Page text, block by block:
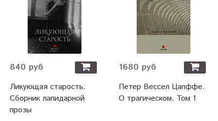
840 руб
Ликующая старость.
Сборник лапидарной
прозы
1680 руб
Петер Вессел Цапффе.
О трагическом. Том 1